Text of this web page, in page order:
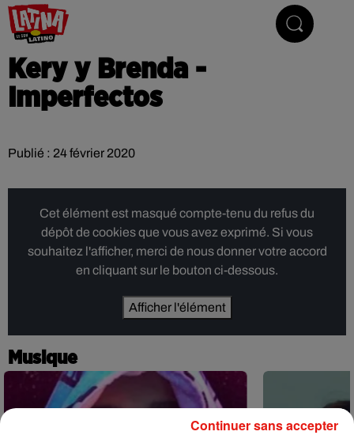
Kery y Brenda -
Imperfectos
Publié : 24 février 2020
Cet élément est masqué compte-tenu du refus du
dépôt de cookies que vous avez exprimé. Si vous
souhaitez l'afficher, merci de nous donner votre accord
en cliquant sur le bouton ci-dessous.
Afficher l'élément
Musique
Continuer sans accepter